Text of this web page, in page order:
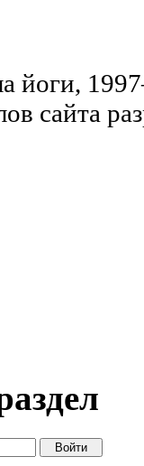
йоги,
сайта